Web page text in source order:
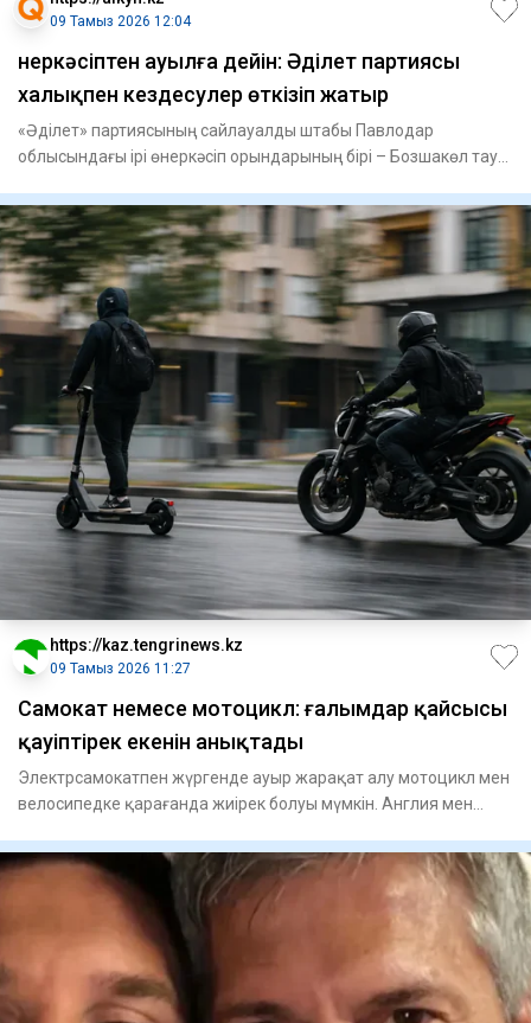
09 Тамыз 2026 12:04
Өнеркәсіптен ауылға дейін: Әділет партиясы
халықпен кездесулер өткізіп жатыр
«Әділет» партиясының сайлауалды штабы Павлодар
облысындағы ірі өнеркәсіп орындарының бірі – Бозшакөл тау-
https://kaz.tengrinews.kz
09 Тамыз 2026 11:27
Самокат немесе мотоцикл: ғалымдар қайсысы
қауіптірек екенін анықтады
Электрсамокатпен жүргенде ауыр жарақат алу мотоцикл мен
велосипедке қарағанда жиірек болуы мүмкін. Англия мен